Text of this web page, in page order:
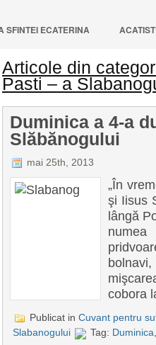
SFINTEI ECATERINA
Articole din
Pasti – a
Duminica a 4-a
Slăbănogului
mai 25th, 2013
„În
şi Iisus
lângă
numea
cobora
Publicat in Cuvant pentru
Slabanogului
Tag: Duminica